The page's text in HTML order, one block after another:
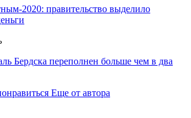
2020: правительство выделило
Бердска переполнен больше чем в два
Еще от автора